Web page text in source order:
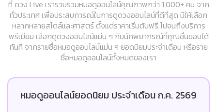
ที่ ดวง Live เรารวบรวมหมอดูออนไลน์คุณภาพกว่า 1,000+ คน จาก
ทั่วประเทศ เพื่อประสบการณ์ในการดูดวงออนไลน์ที่ดีที่สุด มีให้เลือก
หลากหลายสไตล์และศาสตร์ ตั้งแต่ราคาเริ่มต้นฟรี ไปจนถึงบริการ
พรีเมียม เลือกดูดวงออนไลน์แม่น ๆ กับนักพยากรณ์ที่คุณชื่นชอบได้
ทันที จากรายชื่อหมอดูออนไลน์แม่น ๆ ยอดนิยมประจำเดือน หรือราย
ชื่อหมอดูออนไลน์ทั้งหมดของเรา
หมอดูออนไลน์ยอดนิยม ประจำเดือน ก.ค. 2569